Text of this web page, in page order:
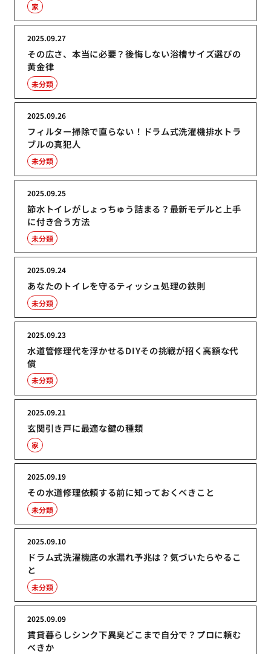
家
その広さ、本当に必要？後悔しない浴槽サイズ選びの
黄金律
2025.09.27
未分類
フィルター掃除で直らない！ドラム式洗濯機排水トラ
ブルの真犯人
2025.09.26
未分類
節水トイレがしょっちゅう詰まる？最新モデルと上手
に付き合う方法
2025.09.25
未分類
あなたのトイレを守るティッシュ処理の鉄則
2025.09.24
未分類
水道管修理代を浮かせるDIYその挑戦が招く高額な代
償
2025.09.23
未分類
玄関引き戸に最適な鍵の種類
2025.09.21
家
その水道修理依頼する前に知っておくべきこと
2025.09.19
未分類
ドラム式洗濯機底の水漏れ予兆は？気づいたらやるこ
と
2025.09.10
未分類
賃貸暮らしシンク下異臭どこまで自分で？プロに頼む
べきか
2025.09.09